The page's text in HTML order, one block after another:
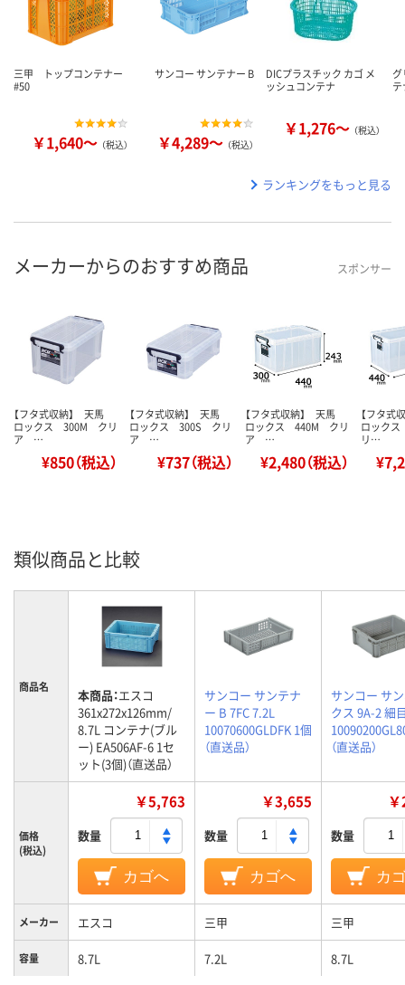
三甲 トップコンテナー
#50
￥1,640～ （税込）
サンコー サンテナー B
￥4,289～ （税込）
DICプラスチック カゴ メ
ッシュコンテナ
￥1,276～ （税込）
ランキングをもっと見る
メーカーからのおすすめ商品 スポンサー
【フタ式収納】 天馬
ロックス 300M クリ
ア …
¥850（税込）
【フタ式収納】 天馬
ロックス 300S クリ
ア …
¥737（税込）
【フタ式収納】 天馬
ロックス 440M クリ
ア …
¥2,480（税込）
【フタ
ロック
リ…
類似商品と比較
商品名 本商品：エスコ
361x272x126mm/
8.7L コンテナ(ブル
ー) EA506AF-6 1セ
ット(3個)（直送品）
サンコー サンテナ
ー B 7FC 7.2L
10070600GLDFK 1個
（直送品）
サンコー サ
クス 9A-2 細
（直送品）
価格
(税込)
￥5,763
数量
カゴへ
￥3,655
数量
カゴへ
数量
カ
メーカー エスコ 三甲 三甲
容量 8.7L 7.2L 8.7L